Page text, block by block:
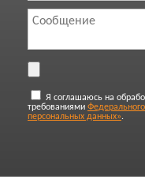
Я соглашаюсь на
требованиями
персональных данных».